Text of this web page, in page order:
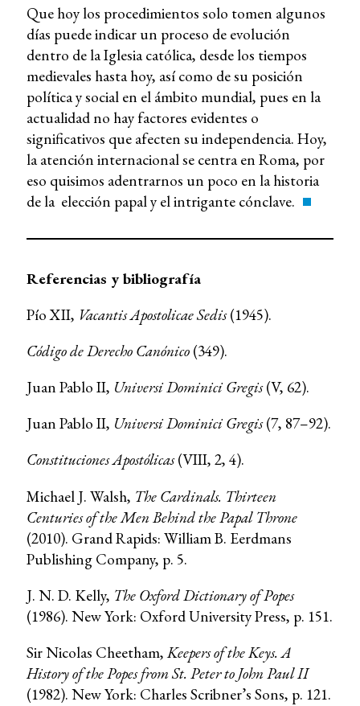
Que hoy los procedimientos solo tomen algunos
días puede indicar un proceso de evolución
dentro de la Iglesia católica, desde los tiempos
medievales hasta hoy, así como de su posición
política y social en el ámbito mundial, pues en la
actualidad no hay factores evidentes o
significativos que afecten su independencia. Hoy,
la atención internacional se centra en Roma, por
eso quisimos adentrarnos un poco en la historia
de la elección papal y el intrigante cónclave.
Referencias y bibliografía
Pío XII, Vacantis Apostolicae Sedis(1945).
Código de Derecho Canónico(349).
Juan Pablo II, Universi Dominici Gregis(V, 62).
Juan Pablo II, Universi Dominici Gregis(7, 87–92).
Constituciones Apostólicas(VIII, 2, 4).
Michael J. Walsh, The Cardinals. Thirteen
Centuries of the Men Behind the Papal Throne
(2010). Grand Rapids: William B. Eerdmans
Publishing Company, p. 5.
J. N. D. Kelly, The Oxford Dictionary of Popes
(1986). New York: Oxford University Press, p. 151.
Sir Nicolas Cheetham,Keepers of the Keys. A
History of the Popes from St. Peter to John Paul II
(1982). New York: Charles Scribner’s Sons, p. 121.